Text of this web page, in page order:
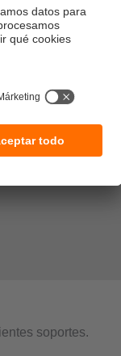
y los
soportes.